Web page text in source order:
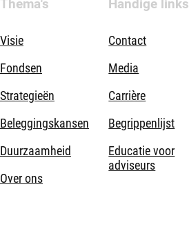
Thema's
Visie
Fondsen
Strategieën
Beleggingskansen
Duurzaamheid
Over ons
Handige links
Contact
Media
Carrière
Begrippenlijst
Educatie voor
adviseurs